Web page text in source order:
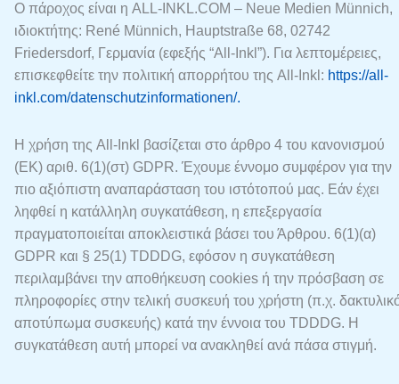
Ο πάροχος είναι η ALL-INKL.COM – Neue Medien Münnich,
ιδιοκτήτης: René Münnich, Hauptstraße 68, 02742
Friedersdorf, Γερμανία (εφεξής “All-Inkl”). Για λεπτομέρειες,
επισκεφθείτε την πολιτική απορρήτου της All-Inkl: https://all-
inkl.com/datenschutzinformationen/.
Η χρήση της All-Inkl βασίζεται στο άρθρο 4 του κανονισμού
(ΕΚ) αριθ. 6(1)(στ) GDPR. Έχουμε έννομο συμφέρον για την
πιο αξιόπιστη αναπαράσταση του ιστότοπού μας. Εάν έχει
ληφθεί η κατάλληλη συγκατάθεση, η επεξεργασία
πραγματοποιείται αποκλειστικά βάσει του Άρθρου. 6(1)(α)
GDPR και § 25(1) TDDDG, εφόσον η συγκατάθεση
περιλαμβάνει την αποθήκευση cookies ή την πρόσβαση σε
πληροφορίες στην τελική συσκευή του χρήστη (π.χ.
αποτύπωμα συσκευής) κατά την έννοια του TDDDG. Η
συγκατάθεση αυτή μπορεί να ανακληθεί ανά πάσα στιγμή.